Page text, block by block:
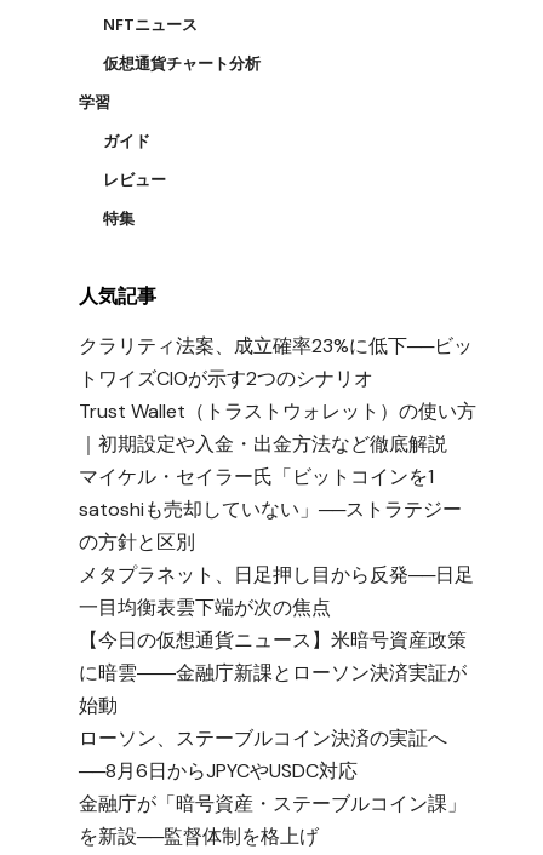
NFTニュース
仮想通貨チャート分析
学習
ガイド
レビュー
特集
人気記事
クラリティ法案、成立確率23%に低下──ビッ
トワイズCIOが示す2つのシナリオ
Trust Wallet（トラストウォレット）の使い方
｜初期設定や入金・出金方法など徹底解説
マイケル・セイラー氏「ビットコインを1
satoshiも売却していない」──ストラテジー
の方針と区別
メタプラネット、日足押し目から反発──日足
一目均衡表雲下端が次の焦点
【今日の仮想通貨ニュース】米暗号資産政策
に暗雲――金融庁新課とローソン決済実証が
始動
ローソン、ステーブルコイン決済の実証へ
──8月6日からJPYCやUSDC対応
金融庁が「暗号資産・ステーブルコイン課」
を新設──監督体制を格上げ